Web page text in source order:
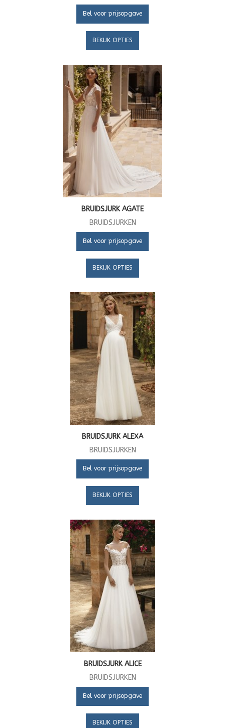
Bel voor prijsopgave
BEKIJK OPTIES
BRUIDSJURK AGATE
BRUIDSJURKEN
Bel voor prijsopgave
BEKIJK OPTIES
BRUIDSJURK ALEXA
BRUIDSJURKEN
Bel voor prijsopgave
BEKIJK OPTIES
BRUIDSJURK ALICE
BRUIDSJURKEN
Bel voor prijsopgave
BEKIJK OPTIES